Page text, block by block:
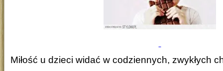
Miłość u dzieci widać w codziennych, zwykłych